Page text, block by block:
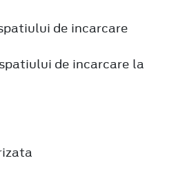
de incarcare
de incarcare la